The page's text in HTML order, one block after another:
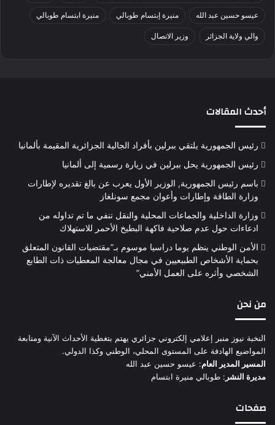
عيسو حسين عبد الله منيرة إبتسام طوبالي منيرة ابتسام طوبالي
والي ولاية الجزائر وزير الاتصال
أحدث المقالات
رئيس الجمهورية يلتقي ببرلين بأفراد الجالية الجزائرية المقيمة بألمانيا
رئيس الجمهورية يحل ببرلين في زيارة رسمية إلى ألمانيا
باسم رئيس الجمهورية, الوزير الأول يعرب عن بالغ تقديره لإطارات
وزارة الطاقة وإطارات وأعوان مجمع سونلغاز
وزارة الداخلية والجماعات المحلية والنقل تنفي ما تم تداوله من
ادعاءات حول عدم صلاحية فاكهة البطيخ الأحمر للاستهلاك
الأمن الوطني ينظم يوما دراسيا موسوم بـ”مقتضيات القانون المتعلق
بحماية الأشخاص الطبيعيين في مجال معالجة المعطيات ذات الطابع
الشخصي وأثره على العمل الأمني”
من نحن
النخبة نيوز منبر إعلامي إلكتروني جزائري يهتم بتغطية الأحداث الآنية ومتابعة
المواضيع الهادفة على المستوى المحلي، الوطني وكذا الدولي.
المسير المدير العام: عيسو حسين عبد الله
مديرة النشر : طوبالي منيرة ابتسام
صفحات